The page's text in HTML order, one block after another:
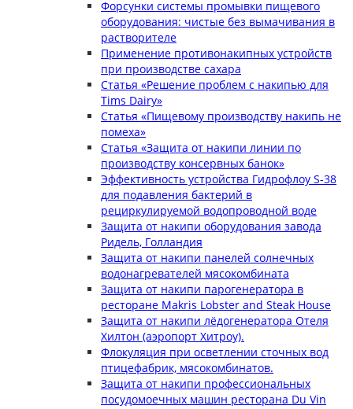
Форсунки системы промывки пищевого
оборудования: чистые без вымачивания в
растворителе
Применение противонакипных устройств
при производстве сахара
Статья «Решение проблем с накипью для
Tims Dairy»
Статья «Пищевому производству накипь не
помеха»
Статья «Защита от накипи линии по
производству консервных банок»
Эффективность устройства Гидрофлоу S-38
для подавления бактерий в
рециркулируемой водопроводной воде
Защита от накипи оборудования завода
Ридель, Голландия
Защита от накипи панелей солнечных
водонагревателей мясокомбината
Защита от накипи парогенератора в
ресторане Makris Lobster and Steak House
Защита от накипи лёдогенератора Отеля
Хилтон (аэропорт Хитроу).
Флокуляция при осветлении сточных вод
птицефабрик, мясокомбинатов.
Защита от накипи профессиональных
посудомоечных машин ресторана Du Vin